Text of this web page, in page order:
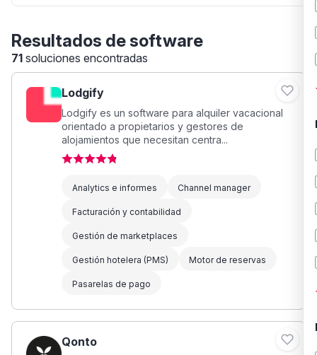
Resultados de software
71 soluciones encontradas
Lodgify
Lodgify es un software para alquiler vacacional
orientado a propietarios y gestores de
alojamientos que necesitan centra...
Analytics e informes Channel manager
Facturación y contabilidad
Gestión de marketplaces
Gestión hotelera (PMS) Motor de reservas
Pasarelas de pago
Qonto